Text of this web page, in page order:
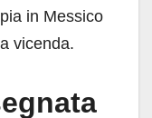
in Messico
vicenda.